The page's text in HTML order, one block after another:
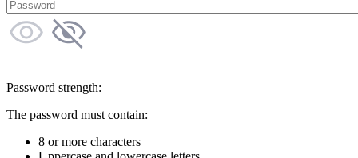
Password strength:
The password must contain:
8 or more characters